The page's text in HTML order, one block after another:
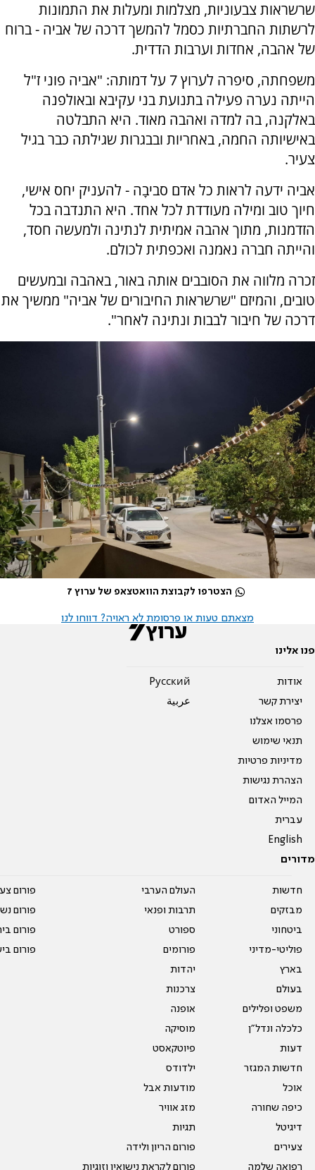
שרשראות צבעוניות, מצלמות ומעלות את התמונות
לרשתות החברתיות כסמל להמשך דרכה של אביה - ברוח
של אהבה, אחדות וערבות הדדית.
משפחתה, סיפרה לערוץ 7 על דמותה: "אביה פוני ז"ל
הייתה נערה פעילה בתנועת בני עקיבא ובאולפנה
באלקנה, בה למדה ואהבה מאוד. היא התבלטה
באישיותה החמה, באחריות ובבגרות שגילתה כבר בגיל
צעיר.
אביה ידעה לראות כל אדם סביבָה - להעניק יחס אישי,
חיוך טוב ומילה מעודדת לכל אחד. היא התנדבה בכל
הזדמנות, מתוך אהבה אמיתית לנתינה ולמעשה חסד,
והייתה חברה נאמנה ואכפתית לכולם.
זכרה מלווה את הסובבים אותה באור, באהבה ובמעשים
טובים, והמיזם "שרשראות החיבורים של אביה" ממשיך את
דרכה של חיבור לבבות ונתינה לאחר".
הצטרפו לקבוצת הוואטצאפ של ערוץ 7
מצאתם טעות או פרסומת לא ראויה? דווחו לנו
פנו אלינו
אודות
יצירת קשר
פרסמו אצלנו
תנאי שימוש
מדיניות פרטיות
הצהרת נגישות
המייל האדום
עברית
English
Pусский
عربية
מדורים
חדשות
מבזקים
ביטחוני
פוליטי-מדיני
בארץ
בעולם
משפט ופלילים
כלכלה ונדל"ן
דעות
חדשות המגזר
אוכל
כיפה שחורה
דיגיטל
צעירים
רפואה שלמה
העולם הערבי
תרבות ופנאי
ספורט
פורומים
יהדות
צרכנות
אופנה
מוסיקה
פיוטקאסט
ילדודס
מודעות אבל
מזג אוויר
תגיות
פורום הריון ולידה
פורום לקראת נישואין וזוגיות
פורום
פורום
פורום
פורום